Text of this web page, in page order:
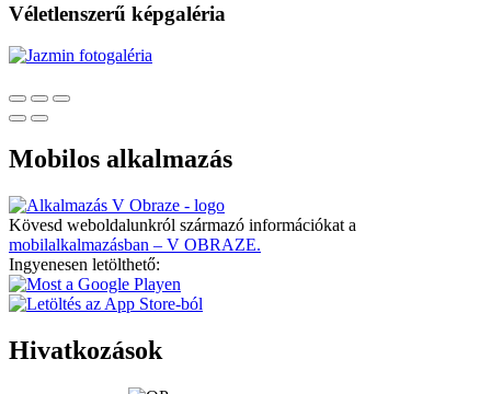
Véletlenszerű képgaléria
Mobilos alkalmazás
Kövesd weboldalunkról származó információkat a
mobilalkalmazásban – V OBRAZE.
Ingyenesen letölthető:
Hivatkozások